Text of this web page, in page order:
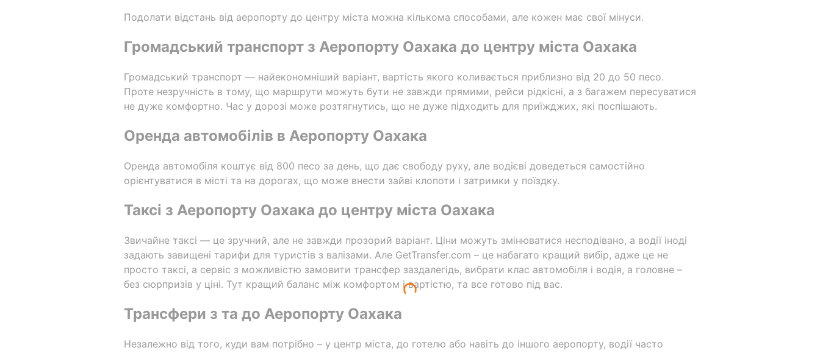
Подолати відстань від аеропорту до центру міста можна кількома способами, але кожен має свої мінуси.
Громадський транспорт з Аеропорту Оахака до центру міста Оахака
Громадський транспорт — найекономніший варіант, вартість якого коливається приблизно від 20 до 50 песо.
Проте незручність в тому, що маршрути можуть бути не завжди прямими, рейси рідкісні, а з багажем пересуватися
не дуже комфортно. Час у дорозі може розтягнутись, що не дуже підходить для приїжджих, які поспішають.
Оренда автомобілів в Аеропорту Оахака
Оренда автомобіля коштує від 800 песо за день, що дає свободу руху, але водієві доведеться самостійно
орієнтуватися в місті та на дорогах, що може внести зайві клопоти і затримки у поїздку.
Таксі з Аеропорту Оахака до центру міста Оахака
Звичайне таксі — це зручний, але не завжди прозорий варіант. Ціни можуть змінюватися несподівано, а водії іноді
задають завищені тарифи для туристів з валізами. Але GetTransfer.com – це набагато кращий вибір, адже це не
просто таксі, а сервіс з можливістю замовити трансфер заздалегідь, вибрати клас автомобіля і водія, а головне –
без сюрпризів у ціні. Тут кращий баланс між комфортом і вартістю, та все готово під вас.
Трансфери з та до Аеропорту Оахака
Незалежно від того, куди вам потрібно – у центр міста, до готелю або навіть до іншого аеропорту, водії часто